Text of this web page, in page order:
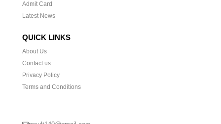
Admit Card
Latest News
QUICK LINKS
About Us
Contact us
Privacy Policy
Terms and Conditions